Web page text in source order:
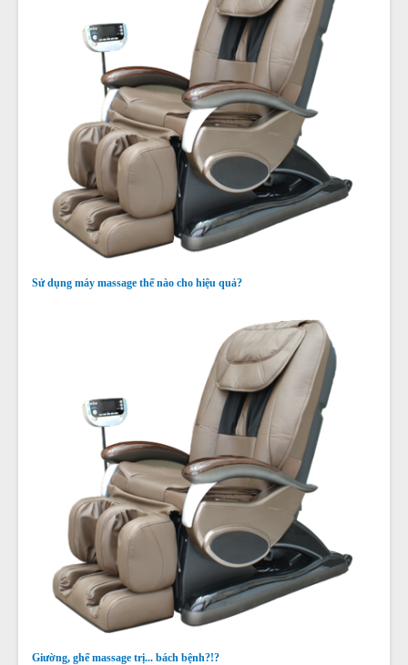
Sử dụng máy massage thế nào cho hiệu quả?
Giường, ghế massage trị... bách bệnh?!?